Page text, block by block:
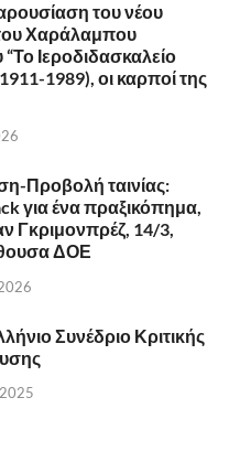
του νέου
Χαράλαμπου
Ιεροδιδασκαλείο
1989), οι καρποί της
Προβολή ταινίας:
για ένα πραξικόπημα,
Γκριμονπρέζ, 14/3,
ΔΟΕ
Συνέδριο Κριτικής
2025